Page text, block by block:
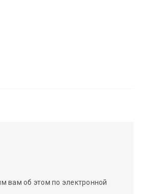
вам об этом по электронной